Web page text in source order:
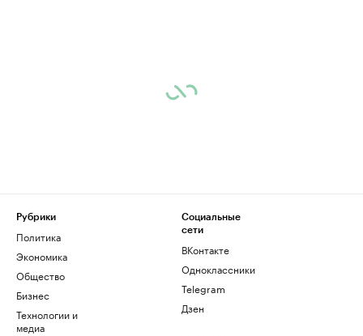
Рубрики
Политика
Экономика
Общество
Бизнес
Технологии и
медиа
Социальные
сети
ВКонтакте
Одноклассники
Telegram
Дзен